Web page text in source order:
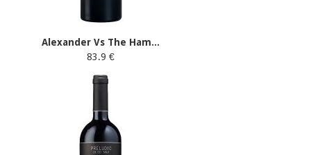
Alexander Vs The Ham...
83.9 €